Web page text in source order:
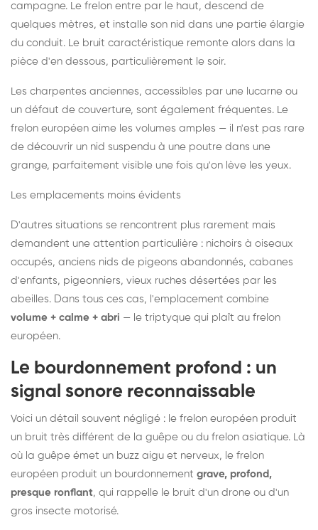
campagne. Le frelon entre par le haut, descend de
quelques mètres, et installe son nid dans une partie élargie
du conduit. Le bruit caractéristique remonte alors dans la
pièce d'en dessous, particulièrement le soir.
Les charpentes anciennes, accessibles par une lucarne ou
un défaut de couverture, sont également fréquentes. Le
frelon européen aime les volumes amples — il n'est pas rare
de découvrir un nid suspendu à une poutre dans une
grange, parfaitement visible une fois qu'on lève les yeux.
Les emplacements moins évidents
D'autres situations se rencontrent plus rarement mais
demandent une attention particulière : nichoirs à oiseaux
occupés, anciens nids de pigeons abandonnés, cabanes
d'enfants, pigeonniers, vieux ruches désertées par les
abeilles. Dans tous ces cas, l'emplacement combine
volume + calme + abri — le triptyque qui plaît au frelon
européen.
Le bourdonnement profond : un
signal sonore reconnaissable
Voici un détail souvent négligé : le frelon européen produit
un bruit très différent de la guêpe ou du frelon asiatique. Là
où la guêpe émet un buzz aigu et nerveux, le frelon
européen produit un bourdonnement grave, profond,
presque ronflant, qui rappelle le bruit d'un drone ou d'un
gros insecte motorisé.